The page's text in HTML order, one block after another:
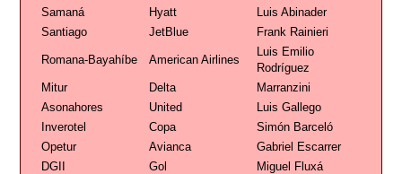
Samaná
Hyatt
Luis Abinader
Santiago
JetBlue Frank Rainieri
Romana-Bayahíbe American Airlines
Luis Emilio
Rodríguez
Mitur
Delta
Marranzini
Asonahores
United
Luis Gallego
Inverotel
Copa
Simón Barceló
Opetur
Avianca
Gabriel Escarrer
DGII
Gol Miguel Fluxá